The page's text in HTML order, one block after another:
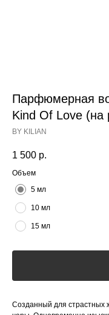
Парфюмерная
Kind Of Love (на
BY KILIAN
1 500 р.
Объем
5 мл
10 мл
15 мл
Созданный для страстных